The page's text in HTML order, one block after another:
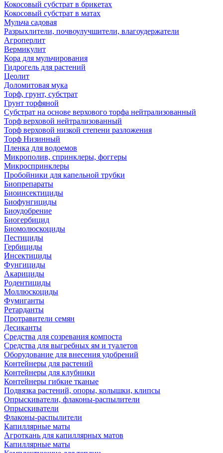
Кокосовый субстрат в брикетах
Кокосовый субстрат в матах
Мульча садовая
Разрыхлители, почвоулучшители, влагоудержатели
Агроперлит
Вермикулит
Кора для мульчирования
Гидрогель для растений
Цеолит
Доломитовая мука
Торф, грунт, субстрат
Грунт торфяной
Субстрат на основе верхового торфа нейтрализованный
Торф верховой нейтрализованный
Торф верховой низкой степени разложения
Торф Низинный
Пленка для водоемов
Микрополив, спринклеры, фоггеры
Микроспринклеры
Пробойники для капельной трубки
Биопрепараты
Биоинсектициды
Биофунгициды
Биоудобрение
Биогербицид
Биомолюскоциды
Пестициды
Гербициды
Инсектициды
Фунгициды
Акарициды
Родентициды
Моллюскоциды
Фумиганты
Ретарданты
Протравители семян
Десиканты
Средства для созревания компоста
Средства для выгребных ям и туалетов
Оборудование для внесения удобрений
Контейнеры для растений
Контейнеры для клубники
Контейнеры гибкие тканые
Подвязка растений, опоры, колышки, клипсы
Опрыскиватели, флаконы-распылители
Опрыскиватели
Флаконы-распылители
Капиллярные маты
Агроткань для капиллярных матов
Капиллярные маты